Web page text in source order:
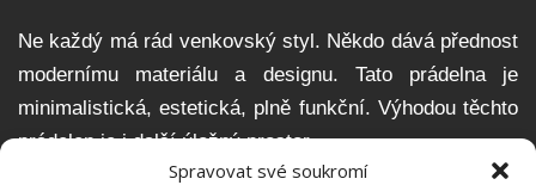
Spravovat své soukromí
Ne každý má rád venkovský styl. Někdo dává přednost
modernímu materiálu a designu. Tato prádelna je
minimalistická, estetická, plně funkční. Výhodou těchto
prádelen je i další úložný prostor.